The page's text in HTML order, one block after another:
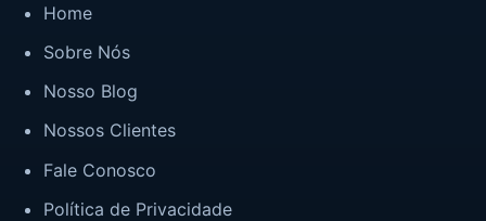
Home
Sobre Nós
Nosso Blog
Nossos Clientes
Fale Conosco
Política de Privacidade